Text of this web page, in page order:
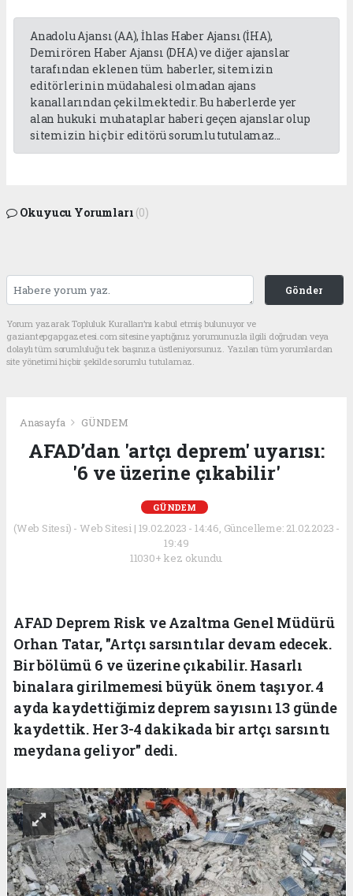
Anadolu Ajansı (AA), İhlas Haber Ajansı (İHA),
Demirören Haber Ajansı (DHA) ve diğer ajanslar
tarafından eklenen tüm haberler, sitemizin
editörlerinin müdahalesi olmadan ajans
kanallarından çekilmektedir. Bu haberlerde yer
alan hukuki muhataplar haberi geçen ajanslar olup
sitemizin hiç bir editörü sorumlu tutulamaz...
Okuyucu Yorumları (0)
Gönder
Yorum yazarak Topluluk Kuralları’nı kabul etmiş bulunuyor ve
gaziantepgapgazetesi.com sitesine yaptığınız yorumunuzla ilgili doğrudan veya
dolaylı tüm sorumluluğu tek başınıza üstleniyorsunuz. Yazılan tüm yorumlardan
site yönetimi hiçbir şekilde sorumlu tutulamaz.
Anasayfa GÜNDEM
AFAD’dan 'artçı deprem' uyarısı:
'6 ve üzerine çıkabilir'
GÜNDEM
(Web Sitesi) - Web Sitesi | 19.02.2023 - 14:46, Güncelleme: 21.02.2023 -
19:49
11030+ kez okundu.
AFAD Deprem Risk ve Azaltma Genel Müdürü
Orhan Tatar, "Artçı sarsıntılar devam edecek.
Bir bölümü 6 ve üzerine çıkabilir. Hasarlı
binalara girilmemesi büyük önem taşıyor. 4
ayda kaydettiğimiz deprem sayısını 13 günde
kaydettik. Her 3-4 dakikada bir artçı sarsıntı
meydana geliyor" dedi.